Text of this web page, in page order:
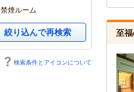
禁煙ルーム
絞り込んで再検索
検索条件とアイコンについて
至